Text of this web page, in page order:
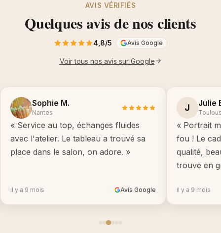
AVIS VÉRIFIÉS
Quelques avis de nos clients
4,8/5 Avis Google
Voir tous nos avis sur Google
Sophie M.
Nantes
« Service au top, échanges fluides
avec l'atelier. Le tableau a trouvé sa
place dans le salon, on adore. »
il y a 9 mois Avis Google
J Julie
« Portrait
fou ! Le
qualité,
trouve en
il y a 9 mois